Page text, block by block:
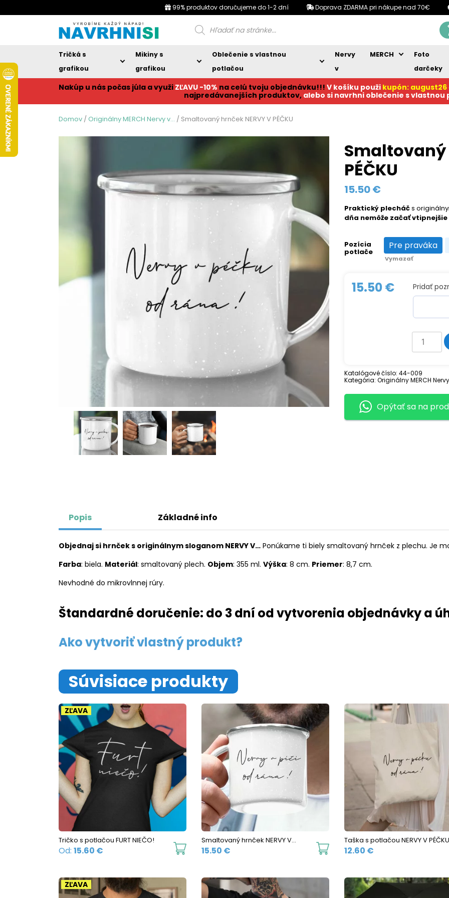
99% produktov doručujeme do 1-2 dní Doprava ZDARMA pri nákupe nad 70€
Products
search
Tričká s
grafikou
Mikiny s
grafikou
Oblečenie s vlastnou
potlačou
Nervy
v
MERCH
Foto
darčeky
Nakúp u nás počas júla a využi ZĽAVU -10% na celú tvoju objednávku!!! V košíku použi kupón: august26
najpredávanejších produktov, alebo si navrhni oblečenie s vlastnou
Domov /Originálny MERCH Nervy v... / Smaltovaný hrnček NERVY V PÉČKU
Smaltovaný
PÉČKU
15.50€
Praktický plecháčs
dňa nemôže začať vtipnejšie
Pozícia
potlače
Pre praváka
Pre
Vymazať
15.50€ Pridať
množstvo
hrnček
V
PÉČKU
Katalógové číslo: 44-009
Kategória: Originálny MERCH
Opýtať sa na
Popis Základné info
Objednaj si hrnček s originálnym sloganom NERVY V… Ponúkame ti biely smaltovaný hrnček z plechu. Je
Farba: biela. Materiál: smaltovaný plech. Objem: 355 ml. Výška: 8 cm. Priemer: 8,7 cm.
Nevhodné do mikrovlnnej rúry.
Štandardné doručenie: do 3 dní od vytvorenia objednávky a
Ako vytvoriť vlastný produkt?
Súvisiace produkty
ZĽAVA
Tričko s potlačou FURT NIEČO!
Od: 15.60 €
This
has
multiple
Smaltovaný hrnček NERVY V…
15.50 €
This
has
multiple
Taška s potlačou NERVY V PÉČKU
12.60 €
ZĽAVA